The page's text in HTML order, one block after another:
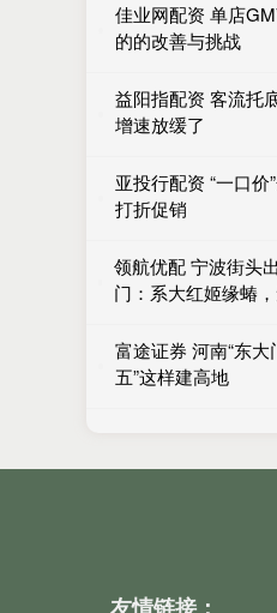
佳业网配资 单店
的的改善与挑战
益阳指配资 客流托
增速放缓了
亚投行配资 “一口
打折促销
领航优配 宁波街头
门：系大红姬缘蝽
富途证券 河南“东大
五”这样建高地